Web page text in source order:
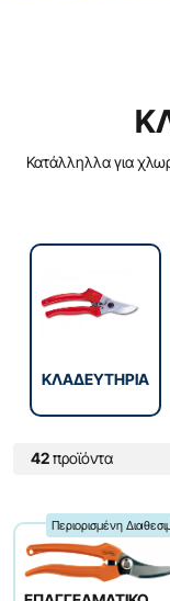
Κατάλληλλα για
ΚΛΑΔΕΥΤΗΡΙΑ
42προϊόντα
Περιορισμένη